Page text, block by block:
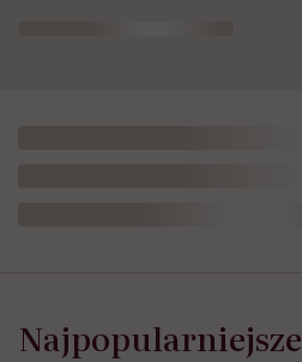
Najpopularniejsze